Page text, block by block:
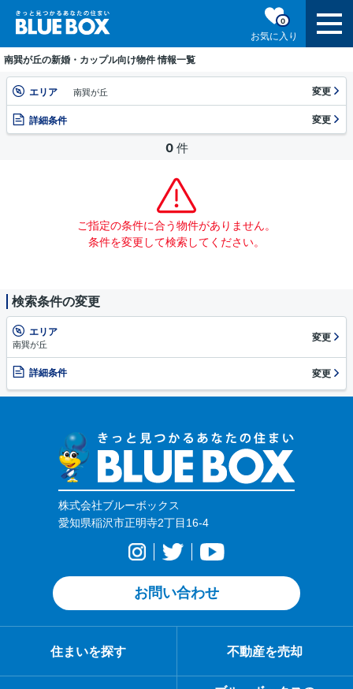
お気に入り
0
南巽が丘の新婚・カップル向け物件 情報一覧
エリア 南巽が丘 変更
詳細条件 変更
0 件
ご指定の条件に合う物件がありません。
条件を変更して検索してください。
検索条件の変更
エリア
南巽が丘
変更
詳細条件 変更
株式会社ブルーボックス
愛知県稲沢市正明寺2丁目16-4
お問い合わせ
住まいを探す 不動産を売却